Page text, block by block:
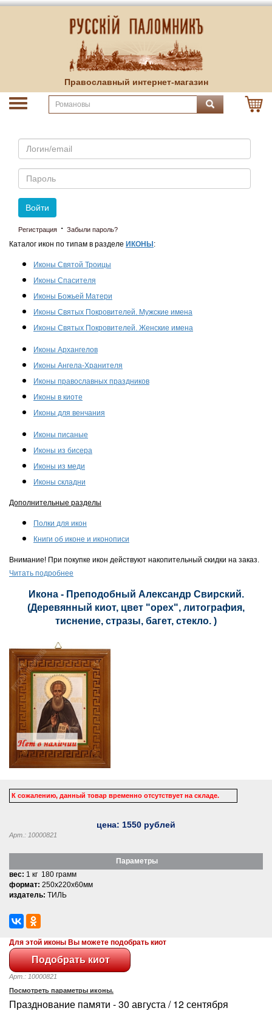
Православный интернет-магазин
Email
Пароль
Войти
Регистрация · Забыли пароль?
Каталог икон по типам в разделе ИКОНЫ :
Иконы Святой Троицы
Иконы Спасителя
Иконы Божьей Матери
Иконы Святых Покровителей. Мужские имена
Иконы Святых Покровителей. Женские имена
Иконы Архангелов
Иконы Ангела-Хранителя
Иконы православных праздников
Иконы в киоте
Иконы для венчания
Иконы писаные
Иконы из бисера
Иконы из меди
Иконы складни
Дополнительные разделы
Полки для икон
Книги об иконе и иконописи
Внимание! При покупке икон действуют накопительный скидки на заказ.
Читать подробнее
Икона - Преподобный Александр Свирский.
(Деревянный киот, цвет "орех", литография,
тиснение, стразы, багет, стекло. )
К сожалению, данный товар временно отсутствует на складе.
цена: 1550 рублей
Арт.: 10000821
Параметры
вес: 1 кг 180 грамм
формат: 250x220x60мм
издатель: ТИЛЬ
Для этой иконы Вы можете подобрать киот
Арт.: 10000821
Посмотреть параметры иконы.
Празднование памяти - 30 августа / 12 сентября